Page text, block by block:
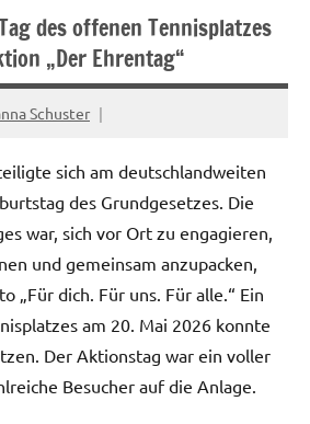
des offenen Tennisplatzes
„Der Ehrentag“
Schuster
sich am deutschlandweiten
des Grundgesetzes. Die
war, sich vor Ort zu engagieren,
und gemeinsam anzupacken,
„Für dich. Für uns. Für alle.“ Ein
am 20. Mai 2026 konnte
Der Aktionstag war ein voller
Besucher auf die Anlage.